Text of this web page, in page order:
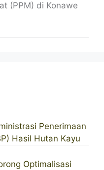
(PPM) di Konawe
Penerimaan
Hasil Hutan Kayu
Optimalisasi